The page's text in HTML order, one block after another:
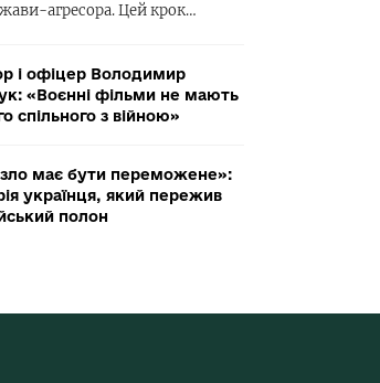
агресора. Цей крок…
і офіцер Володимир
«Воєнні фільми не мають
спільного з війною»
має бути переможене»:
українця, який пережив
полон